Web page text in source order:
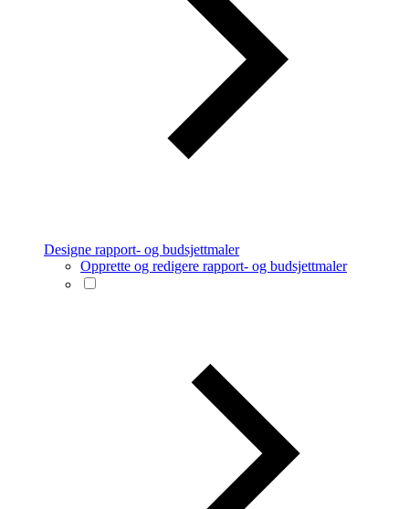
Designe rapport- og budsjettmaler
Opprette og redigere rapport- og budsjettmaler